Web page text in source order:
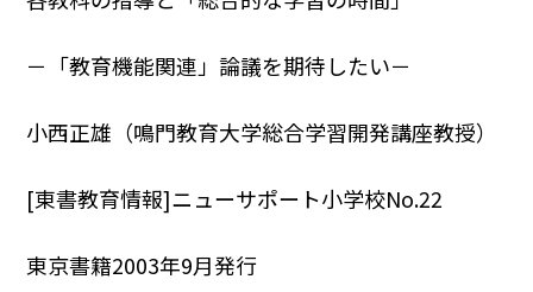
－「教育機能関連」論議を期待したい－
小西正雄（鳴門教育大学総合学習開発講座教授）
[東書教育情報]ニューサポート小学校No.22
東京書籍2003年9月発行